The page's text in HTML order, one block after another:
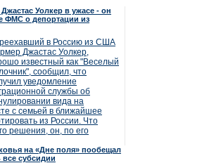
Уолкер в ужасе - он
ФМС о депортации из
в Россию из США
Джастас Уолкер,
известный как "Веселый
сообщил, что
уведомление
службы об
вида на
с семьей в ближайшее
из России. Что
решения, он, по его
на «Дне поля» пообещал
все субсидии